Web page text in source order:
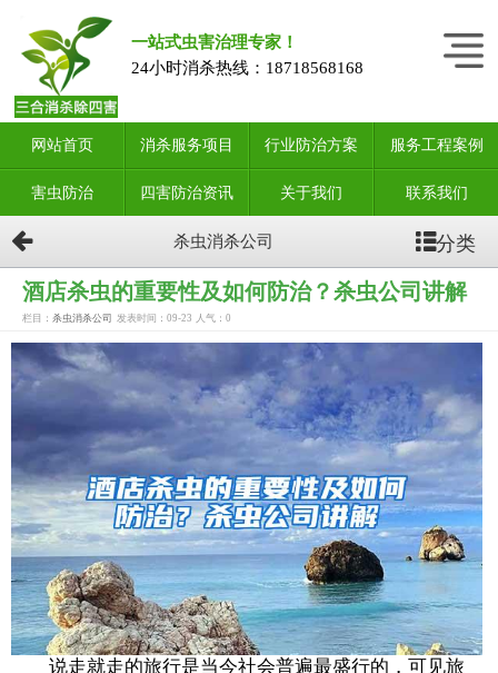
一站式虫害治理专家！
24小时消杀热线： 18718568168
网站首页 消杀服务项目 行业防治方案 服务工程案例
害虫防治 四害防治资讯 关于我们 联系我们
杀虫消杀公司 分类
酒店杀虫的重要性及如何防治？杀虫公司讲解
栏目： 杀虫消杀公司 发表时间：09-23 人气： 0
说走就走的旅行是当今社会普遍最盛行的，可见旅